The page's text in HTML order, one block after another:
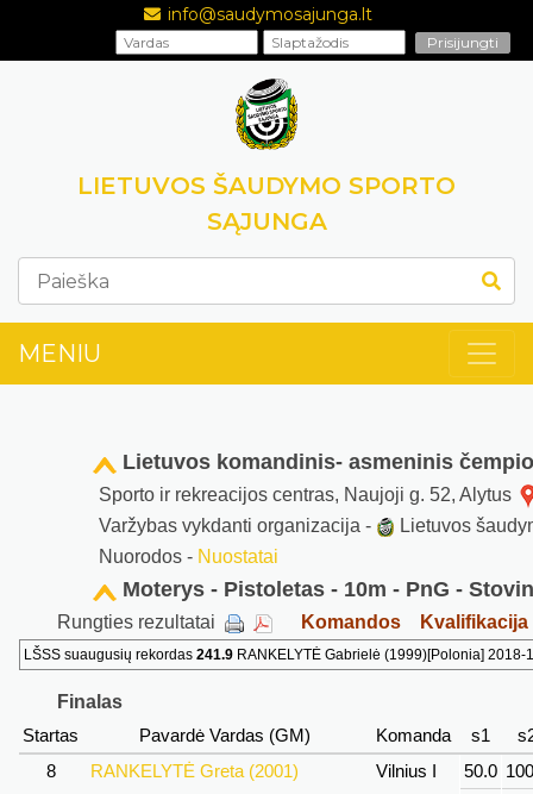
info@saudymosajunga.lt
LIETUVOS ŠAUDYMO SPORTO
SĄJUNGA
MENIU
Lietuvos komandinis- asmeninis
Sporto ir rekreacijos centras, Naujoji g. 52, Alytus
Varžybas vykdanti organizacija -
Lietuvos
Nuorodos - Nuostatai
Moterys - Pistoletas - 10m - PnG -
Rungties rezultatai Komandos Kvalifikacija
LŠSS suaugusių rekordas 241.9 RANKELYTĖ Gabrielė (1999)[Polonia]
Finalas
Startas
Pavardė Vardas (GM) Komanda s1
8
RANKELYTĖ Greta (2001) Vilnius I 50.0